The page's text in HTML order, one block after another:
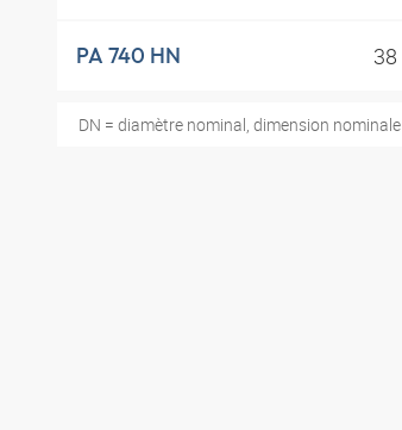
PA 740 HN 38
DN = diamètre nominal, dimension nominale